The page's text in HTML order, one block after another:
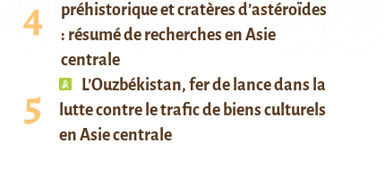
préhistorique et cratères d’astéroïdes
: résumé de recherches en Asie
centrale
L’Ouzbékistan, fer de lance dans la
lutte contre le trafic de biens culturels
en Asie centrale